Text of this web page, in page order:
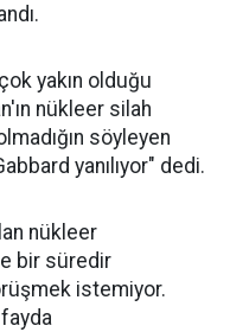
yakın olduğu
nükleer silah
söyleyen
yanılıyor" dedi.
nükleer
bir süredir
istemiyor.